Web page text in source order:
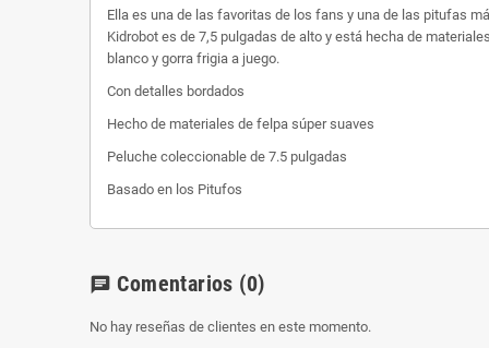
Ella es una de las favoritas de los fans y una de las pitufas
Kidrobot es de 7,5 pulgadas de alto y está hecha de
blanco y gorra frigia a juego.
Con detalles bordados
Hecho de materiales de felpa súper suaves
Peluche coleccionable de 7.5 pulgadas
Basado en los Pitufos
chat Comentarios (0)
No hay reseñas de clientes en este momento.